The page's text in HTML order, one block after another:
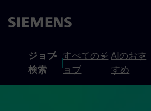
ジョブ
検索
すべてのジ
ョブ
AIのおす
すめ